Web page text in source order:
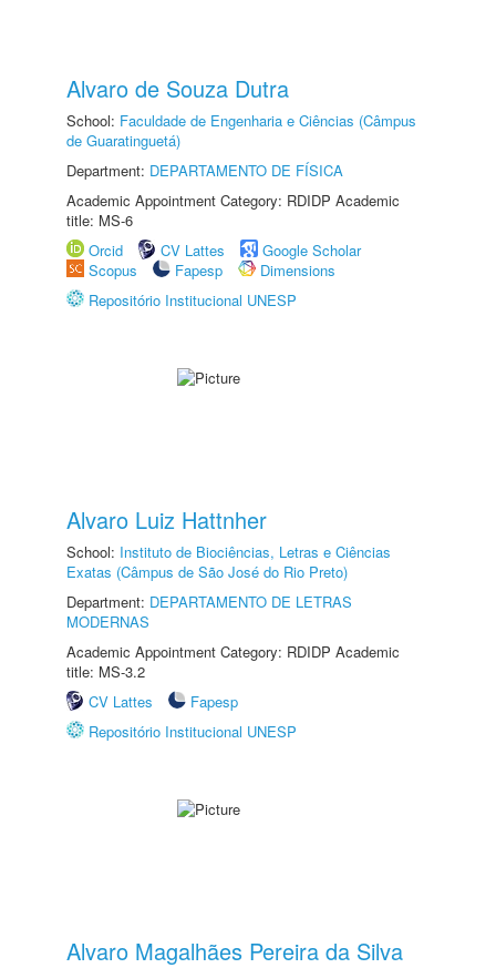
Alvaro de Souza Dutra
School: Faculdade de Engenharia e Ciências (Câmpus
de Guaratinguetá)
Department: DEPARTAMENTO DE FÍSICA
Academic Appointment Category: RDIDP Academic
title: MS-6
Orcid
CV Lattes
Google Scholar
Scopus
Fapesp
Dimensions
Repositório Institucional UNESP
Alvaro Luiz Hattnher
School: Instituto de Biociências, Letras e Ciências
Exatas (Câmpus de São José do Rio Preto)
Department: DEPARTAMENTO DE LETRAS
MODERNAS
Academic Appointment Category: RDIDP Academic
title: MS-3.2
CV Lattes
Fapesp
Repositório Institucional UNESP
Alvaro Magalhães Pereira da Silva